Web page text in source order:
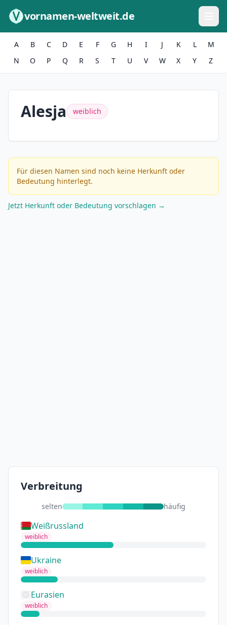
vornamen-weltweit.de
A B C D E F G H I J K L
M
N
O P Q R S T U V W X Y Z
Alesja weiblich
Für diesen Namen sind noch keine Herkunft oder
Bedeutung hinterlegt.
Jetzt Herkunft oder Bedeutung vorschlagen →
Verbreitung
selten häufig
Weißrussland
weiblich
Ukraine
weiblich
Eurasien
weiblich